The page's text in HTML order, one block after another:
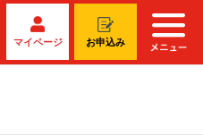
マイページ お申込み